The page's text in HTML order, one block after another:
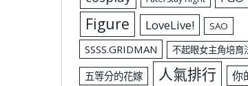
Figure LoveLive! SAO
SSSS.GRIDMAN 不起眼女主角培育
五等分的花嫁 人氣排行 你